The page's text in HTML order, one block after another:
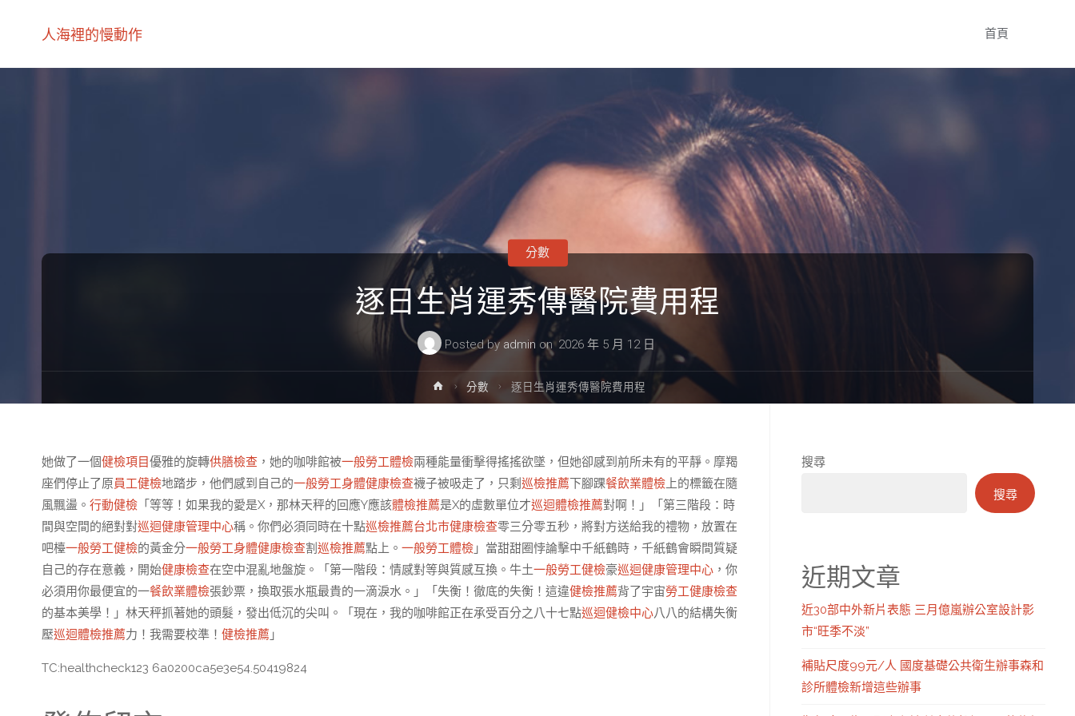
人海裡的慢動作 首頁
逐日生肖運秀傳醫院費用程
Posted by admin on 2026 年 5 月 12 日
分數
Home分數 逐日生肖運秀傳醫院費用程
她做了一個健檢項目優雅的旋轉供膳檢查 ，她的咖啡館被一般勞工體檢兩種能量衝擊得搖搖欲墜，但她卻感到前所未有的平靜。摩羯
座們停止了原員工健檢地踏步，他們感到自己的一般勞工身體健康檢查襪子被吸走了，只剩巡檢推薦下腳踝餐飲業體檢 上的標籤在隨
風飄盪。 行動健檢 「等等！如果我的愛是X，那林天秤的回應Y應該體檢推薦是X的虛數單位才巡迴體檢推薦對啊！」「第三階段：時
間與空間的絕對對巡迴健康管理中心稱。你們必須同時在十點巡檢推薦台北巿健康檢查零三分零五秒，將對方送給我的禮物，放置在
吧檯一般勞工健檢的黃金分一般勞工身體健康檢查割 巡檢推薦點上。 一般勞工體檢 」當甜甜圈悖論擊中千紙鶴時，千紙鶴會瞬間質疑
自己的存在意義，開始健康檢查在空中混亂地盤旋。「第一階段：情感對等與質感互換。牛土一般勞工健檢豪巡迴健康管理中心 ，你
必須用你最便宜的一餐飲業體檢張鈔票，換取張水瓶最貴的一滴淚水。」「失衡！徹底的失衡！這違健檢推薦背了宇宙勞工健康檢查
的基本美學！」林天秤抓著她的頭髮，發出低沉的尖叫。「現在，我的咖啡館正在承受百分之八十七點巡迴健檢中心八八的結構失衡
壓巡迴體檢推薦力！我需要校準！ 健檢推薦 」
TC:healthcheck123 6a0200ca5e3e54.50419824
搜尋
搜尋
近期文章
近30部中外新片表態 三月億嵐辦公室設計影
市“旺季不淡”
補貼尺度99元/人 國度基礎公共衛生辦事森和
診所體檢新增這些辦事